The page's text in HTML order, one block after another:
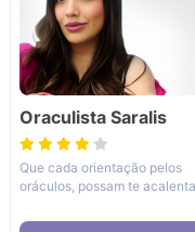
Oraculista Saralis
Que cada orientação pelos
oráculos, possam te